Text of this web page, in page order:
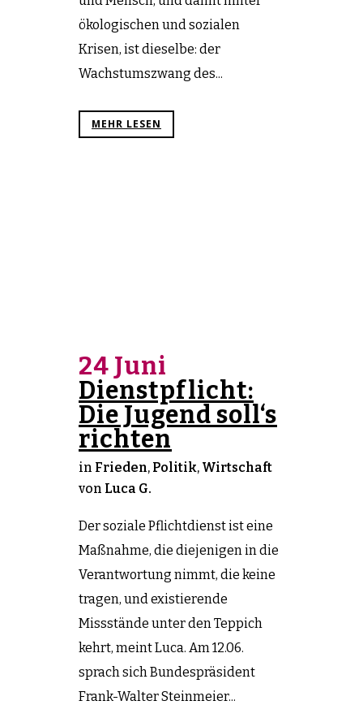
ökologischen und sozialen
Krisen, ist dieselbe: der
Wachstumszwang des...
MEHR LESEN
24 Juni
Dienstpflicht:
Die Jugend soll‘s
richten
in Frieden, Politik, Wirtschaft
von Luca G.
Der soziale Pflichtdienst ist eine
Maßnahme, die diejenigen in die
Verantwortung nimmt, die keine
tragen, und existierende
Missstände unter den Teppich
kehrt, meint Luca. Am 12.06.
sprach sich Bundespräsident
Frank-Walter Steinmeier...